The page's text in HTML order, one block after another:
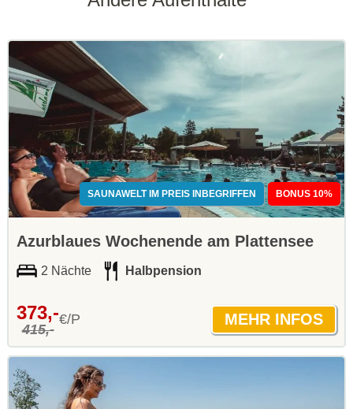
SAUNAWELT IM PREIS INBEGRIFFEN BONUS 10%
Azurblaues Wochenende am Plattensee
2 Nächte Halbpension
373,-
415,-
€/P